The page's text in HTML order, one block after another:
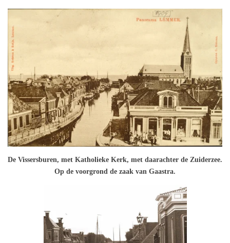
De Vissersburen, met Katholieke Kerk, met daarachter de Zuiderzee.
Op de voorgrond de zaak van Gaastra.